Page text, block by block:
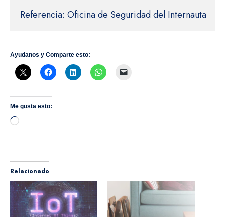
Referencia: Oficina de Seguridad del Internauta
Ayudanos y Comparte esto:
Me gusta esto:
Cargando...
Relacionado